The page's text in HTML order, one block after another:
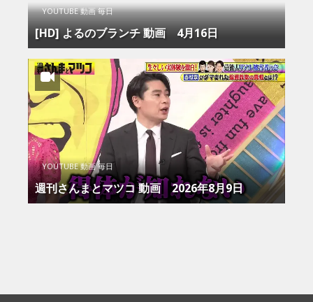
YOUTUBE 動画 毎日
[HD] よるのブランチ 動画 4月16日
YOUTUBE 動画 毎日
週刊さんまとマツコ 動画 2026年8月9日